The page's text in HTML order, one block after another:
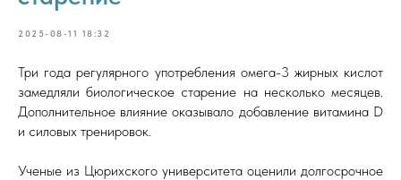
2025-08-11 18:32
Три года регулярного употребления омега-3 жирных кислот
замедляли биологическое старение на несколько месяцев.
Дополнительное влияние оказывало добавление витамина D
и силовых тренировок.
Ученые из Цюрихского университета оценили долгосрочное